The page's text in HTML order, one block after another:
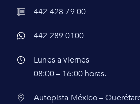
442 428 79 00
442 289 0100
Lunes a viernes
08:00 – 16:00 horas.
Autopista México –